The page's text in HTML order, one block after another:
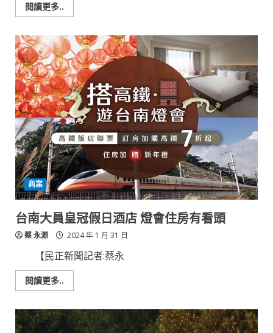
閱讀更多..
more
冠、
流
感」
等
呼
吸
道
疾
病
流
行，
籲
請
民
眾
儘
快
接
種
疫
苗
商業
台南大員皇冠假日酒店 燈會住房有看頭
蔡 永源 2024 年 1 月 31 日
【民正新聞記者:蔡永
閱讀更多..
more
南
大